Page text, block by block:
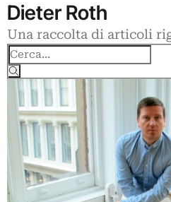
Dieter Roth
Una raccolta di articoli
Cerca